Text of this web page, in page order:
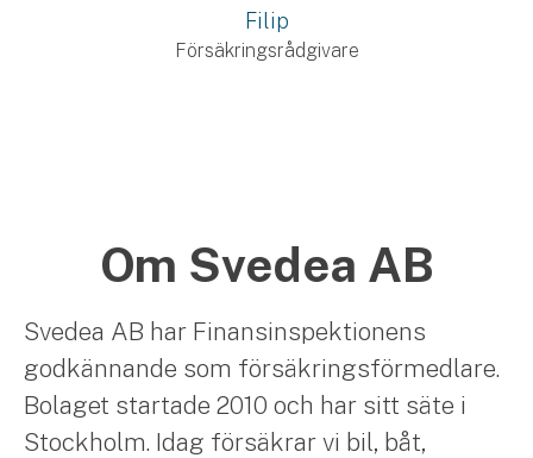
Filip
Försäkringsrådgivare
Om Svedea AB
Svedea AB har Finansinspektionens
godkännande som försäkringsförmedlare.
Bolaget startade 2010 och har sitt säte i
Stockholm. Idag försäkrar vi bil, båt,